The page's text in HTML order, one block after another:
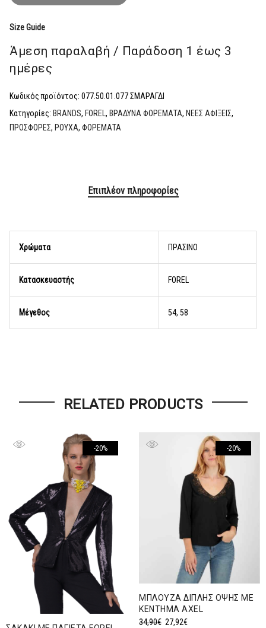
Size Guide
Άμεση παραλαβή / Παράδoση 1 έως 3
ημέρες
Κωδικός προϊόντος: 077.50.01.077 ΣΜΑΡΑΓΔΙ
Κατηγορίες: BRANDS, FOREL , ΒΡΑΔΥΝΑ ΦΟΡΕΜΑΤΑ, ΝΕΕΣ ΑΦΙΞΕΙΣ,
ΠΡΟΣΦΟΡΕΣ, ΡΟΥΧΑ, ΦΟΡΕΜΑΤΑ
Επιπλέον πληροφορίες
Χρώματα ΠΡΑΣΙΝΟ
Κατασκευαστής FOREL
Μέγεθος 54, 58
RELATED PRODUCTS
-20% -20%
ΜΠΛΟΥΖΑ ΔΙΠΛΗΣ ΟΨΗΣ ΜΕ
ΚΕΝΤΗΜΑ AXEL
34,90€ Original
27,92€Η